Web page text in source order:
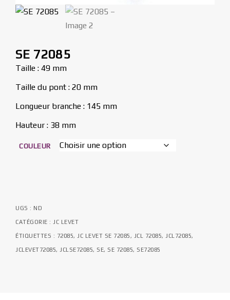
SE 72085
Taille : 49 mm
Taille du pont : 20 mm
Longueur branche : 145 mm
Hauteur : 38 mm
COULEUR
UGS : ND
CATÉGORIE : JC LEVET
ÉTIQUETTES : 72085, JC LEVET SE 72085 , JCL 72085, JCL72085,
JCLEVET72085, JCLSE72085, SE, SE 72085, SE72085